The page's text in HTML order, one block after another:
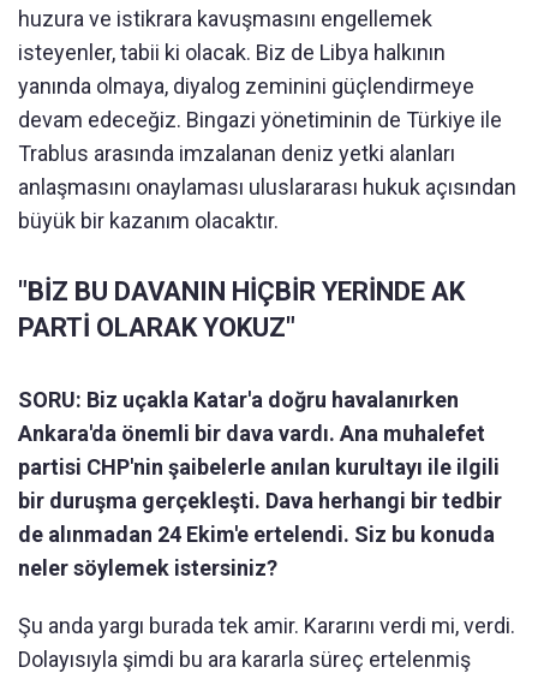
huzura ve istikrara kavuşmasını engellemek
isteyenler, tabii ki olacak. Biz de Libya halkının
yanında olmaya, diyalog zeminini güçlendirmeye
devam edeceğiz. Bingazi yönetiminin de Türkiye ile
Trablus arasında imzalanan deniz yetki alanları
anlaşmasını onaylaması uluslararası hukuk açısından
büyük bir kazanım olacaktır.
"BİZ BU DAVANIN HİÇBİR YERİNDE AK
PARTİ OLARAK YOKUZ"
SORU: Biz uçakla Katar'a doğru havalanırken
Ankara'da önemli bir dava vardı. Ana muhalefet
partisi CHP'nin şaibelerle anılan kurultayı ile ilgili
bir duruşma gerçekleşti. Dava herhangi bir tedbir
de alınmadan 24 Ekim'e ertelendi. Siz bu konuda
neler söylemek istersiniz?
Şu anda yargı burada tek amir. Kararını verdi mi, verdi.
Dolayısıyla şimdi bu ara kararla süreç ertelenmiş